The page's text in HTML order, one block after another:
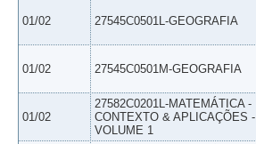
01/02 27545C0501L-GEOGRAFIA
01/02 27545C0501M-GEOGRAFIA
01/02
27582C0201L-MATEMÁTICA -
CONTEXTO & APLICAÇÕES -
VOLUME 1